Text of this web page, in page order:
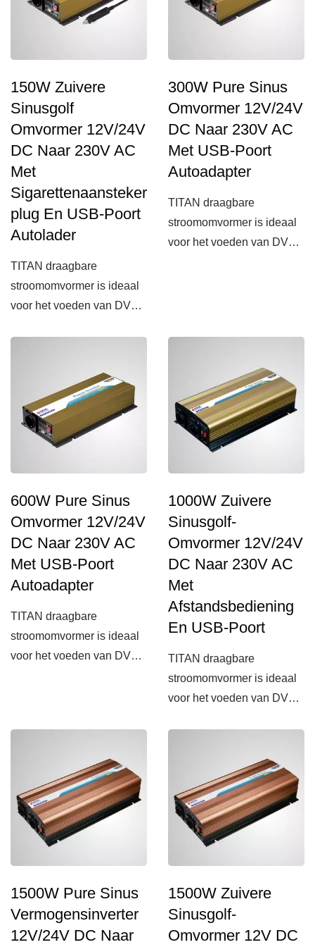
150W Zuivere
Sinusgolf
Omvormer 12V/24V
DC Naar 230V AC
Met
Sigarettenaansteker
Plug En USB-Poort
Autolader
TITAN draagbare
stroomomvormer is ideaal
voor het voeden van DVD-
300W Pure Sinus
Omvormer 12V/24V
DC Naar 230V AC
Met USB-Poort
Autoadapter
TITAN draagbare
stroomomvormer is ideaal
voor het voeden van DVD-
600W Pure Sinus
Omvormer 12V/24V
DC Naar 230V AC
Met USB-Poort
Autoadapter
TITAN draagbare
stroomomvormer is ideaal
voor het voeden van DVD-
1000W Zuivere
Sinusgolf-
Omvormer 12V/24V
DC Naar 230V AC
Met
Afstandsbediening
En USB-Poort
TITAN draagbare
stroomomvormer is ideaal
voor het voeden van DVD-
1500W Pure Sinus
Vermogensinverter
12V/24V DC Naar
1500W Zuivere
Sinusgolf-
Omvormer 12V DC